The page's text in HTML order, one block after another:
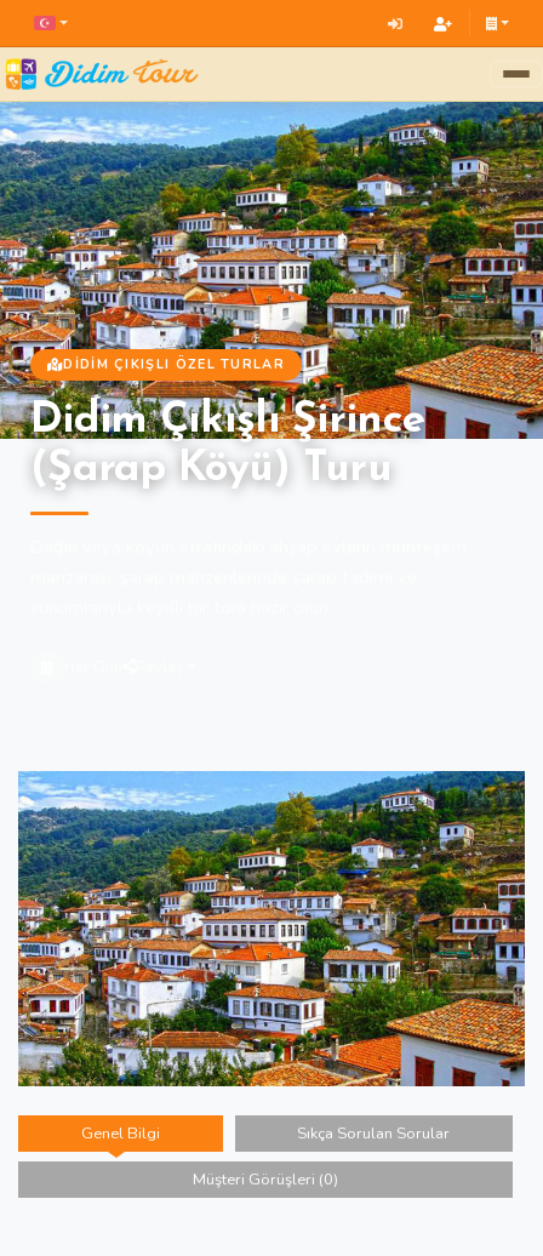
DIDIM ÇIKIŞLI ÖZEL TURLAR
Didim Çıkışlı Şirince
(Şarap Köyü) Turu
Genel Bilgi Sıkça Sorulan Sorular
Müşteri Görüşleri (0)